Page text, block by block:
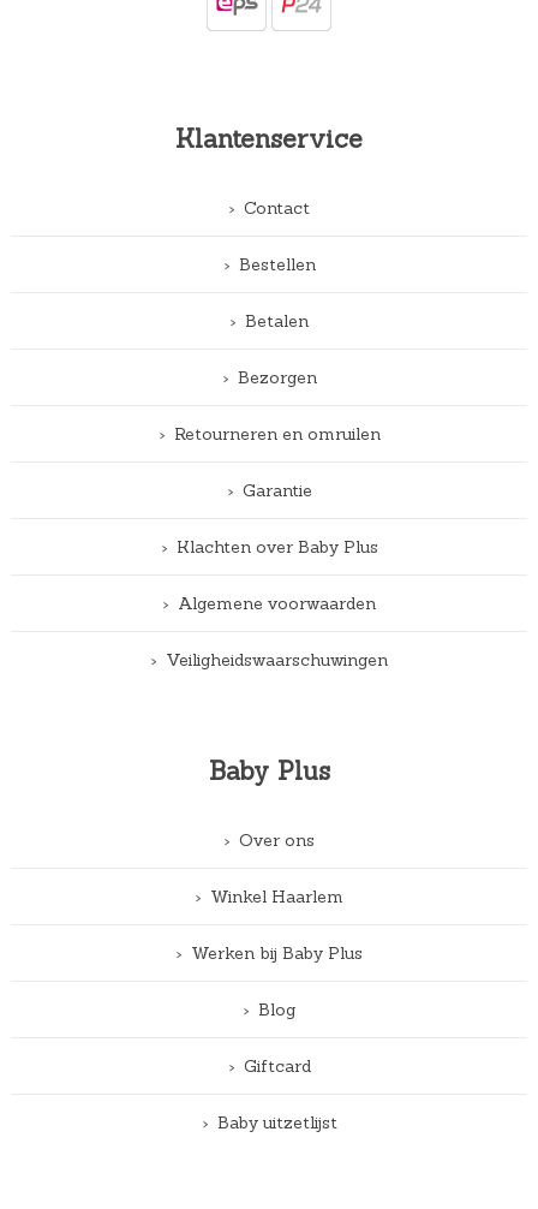
Klantenservice
Contact
Bestellen
Betalen
Bezorgen
Retourneren en omruilen
Garantie
Klachten over Baby Plus
Algemene voorwaarden
Veiligheidswaarschuwingen
Baby Plus
Over ons
Winkel Haarlem
Werken bij Baby Plus
Blog
Giftcard
Baby uitzetlijst